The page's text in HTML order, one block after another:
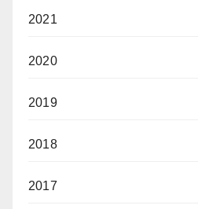
2021
2020
2019
2018
2017